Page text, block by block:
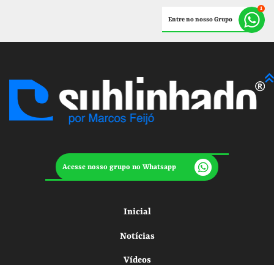
Entre no nosso Grupo
Acesse nosso grupo no Whatsapp
Inicial
Notícias
Vídeos